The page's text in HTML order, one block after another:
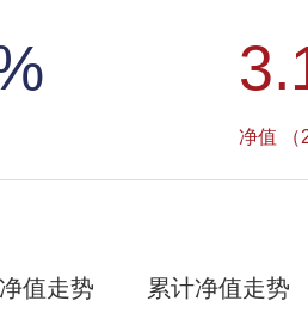
净值 （
值走势 累计净值走势